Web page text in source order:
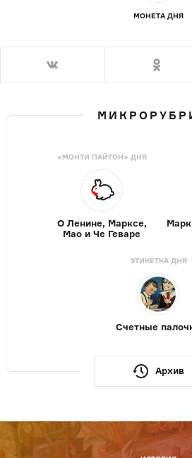
МОНЕТА ДНЯ
«МОНТИ ПАЙТОН» ДНЯ
О Ленине, Марксе,
Мао и Че Геваре
ЭТИКЕТКА ДНЯ
Счетные
Архив